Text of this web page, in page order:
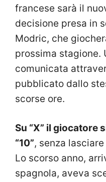
francese sarà il
decisione presa in
Modric, che
prossima stagione.
comunicata
pubblicato dallo
scorse ore.
Su “X” il giocatore
“10”, senza
Lo scorso anno,
spagnola, aveva